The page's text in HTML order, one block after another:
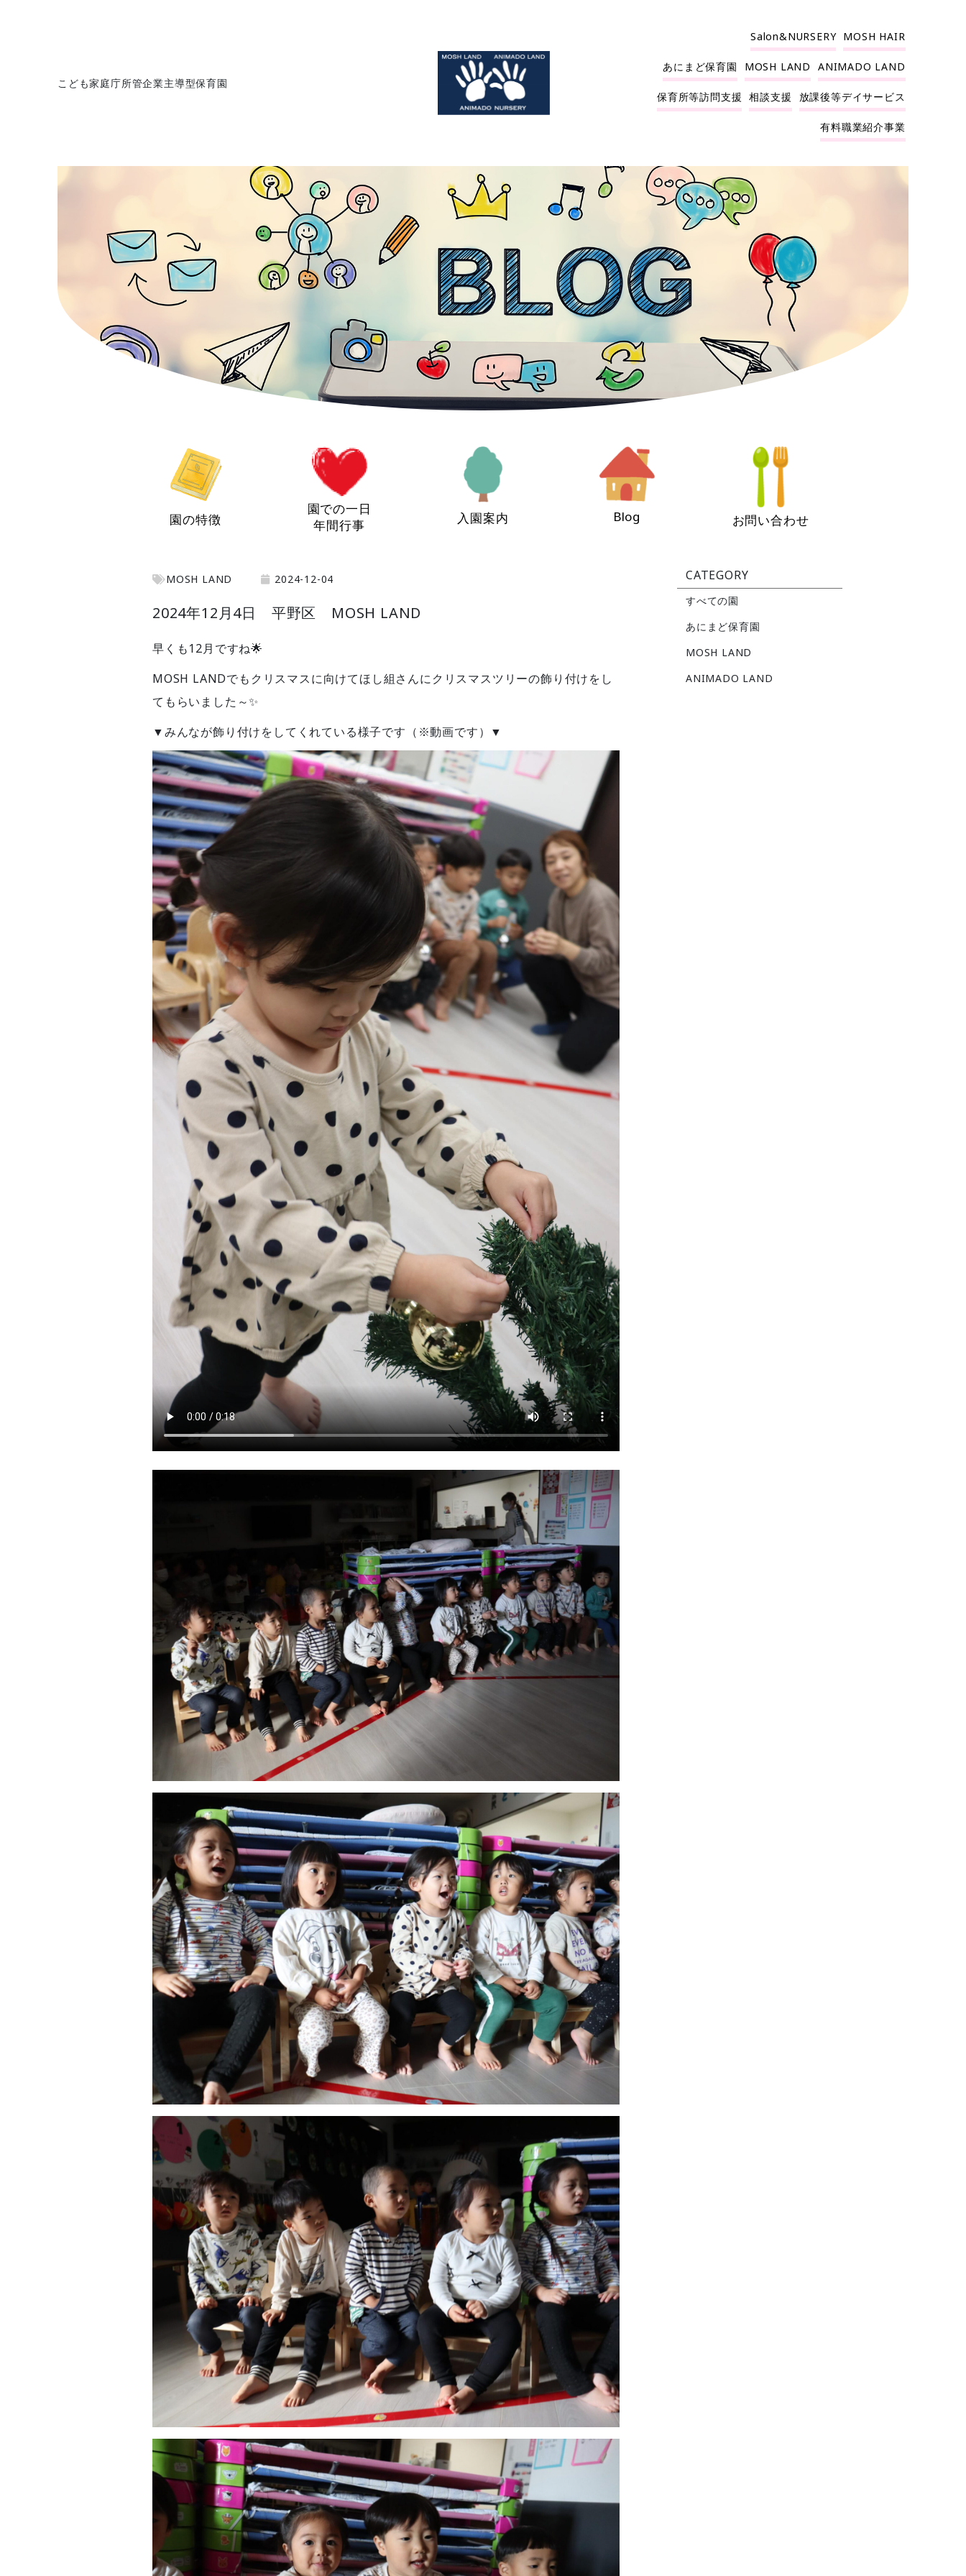
こども家庭庁所管企業主導型保育園
Salon&NURSERY MOSH HAIR
あにまど保育園 MOSH LAND ANIMADO LAND
保育所等訪問支援 相談支援 放課後等デイサービス
有料職業紹介事業
園の特徴
園での一日
年間行事
入園案内 Blog お問い合わせ
MOSH LAND 2024-12-04
2024年12月4日 平野区 MOSH LAND
早くも12月ですね🌟
MOSH LANDでもクリスマスに向けてほし組さんにクリスマスツリーの飾り付けをし
てもらいました～✨
▼みんなが飾り付けをしてくれている様子です（※動画です）▼
CATEGORY
すべての園
あにまど保育園
MOSH LAND
ANIMADO LAND